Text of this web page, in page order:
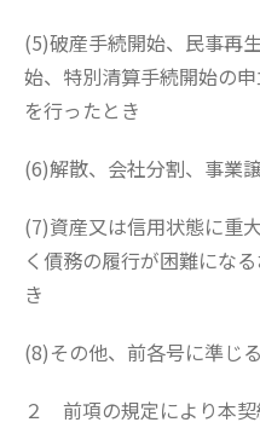
(5)破産手続開始、民事再
始、特別清算手続開始の
を行ったとき
(6)解散、会社分割、事業
(7)資産又は信用状態に重
く債務の履行が困難にな
き
(8)その他、前各号に準じ
２ 前項の規定により本